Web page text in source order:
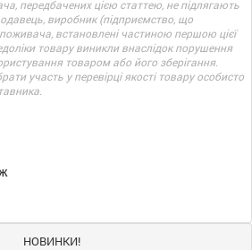
передбачених цією статтею, не підлягають
виробник (підприємство, що
встановлені частиною першою цієї
товару виникли внаслідок порушення
товаром або його зберігання.
участь у перевірці якості товару особисто
НОВИНКИ!